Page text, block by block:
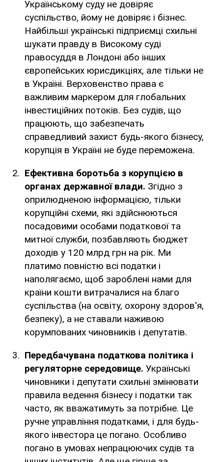
Українському суду не довіряє
суспільство, йому не довіряє і бізнес.
Найбільші українські підприємці схильні
шукати правду в Високому суді
правосуддя в Лондоні або інших
європейських юрисдикціях, але тільки не
в Україні. Верховенство права є
важливим маркером для глобальних
інвестиційних потоків. Без судів, що
працюють, що забезпечать
справедливий захист будь-якого бізнесу,
корупція в Україні не буде переможена.
Ефективна боротьба з корупцією в
органах державної влади. Згідно з
оприлюдненою інформацією, тільки
корупційні схеми, які здійснюються
посадовими особами податкової та
митної служби, позбавляють бюджет
доходів у 120 млрд грн на рік. Ми
платимо повністю всі податки і
наполягаємо, щоб зароблені нами для
країни кошти витрачалися на благо
суспільства (на освіту, охорону здоров'я,
безпеку), а не ставали наживою
корумпованих чиновників і депутатів.
Передбачувана податкова політика і
регуляторне середовище. Українські
чиновники і депутати схильні змінювати
правила ведення бізнесу і податки так
часто, як вважатимуть за потрібне. Це
ручне управління податками, і для будь-
якого інвестора це погано. Особливо
погано в умовах непрацюючих судів та